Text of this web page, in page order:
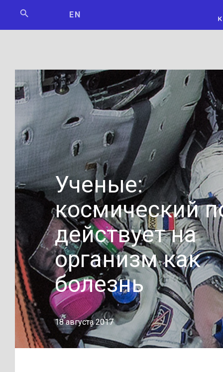
EN
Ученые:
космический
действует на
организм как
болезнь
18 августа 2017